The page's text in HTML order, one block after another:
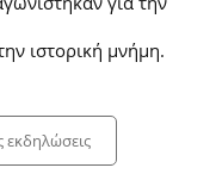
ιστορική μνήμη.
εκδηλώσεις